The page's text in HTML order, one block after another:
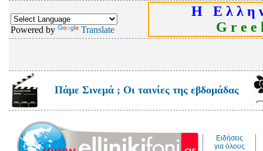
Powered by Translate
Η Ε λ λ η
G r e e
Πάμε Σινεμά ; Οι ταινίες της εβδομάδας
Ειδήσεις
για όλους